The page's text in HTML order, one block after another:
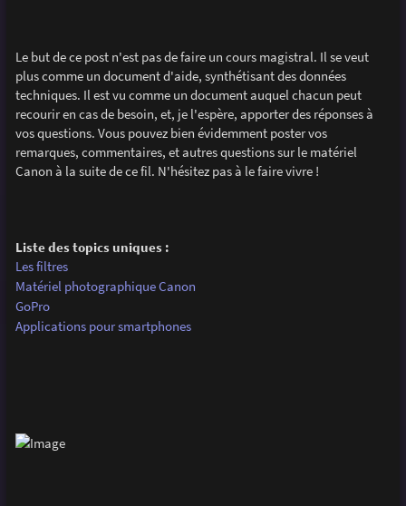
Le but de ce post n'est pas de faire un cours magistral. Il se veut
plus comme un document d'aide, synthétisant des données
techniques. Il est vu comme un document auquel chacun peut
recourir en cas de besoin, et, je l'espère, apporter des réponses à
vos questions. Vous pouvez bien évidemment poster vos
remarques, commentaires, et autres questions sur le matériel
Canon à la suite de ce fil. N'hésitez pas à le faire vivre !
Liste des topics uniques :
Les filtres
Matériel photographique Canon
GoPro
Applications pour smartphones